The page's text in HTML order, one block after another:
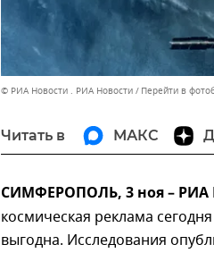
© РИА Новости . РИА Новости Перейти в
Читать в МАКС
СИМФЕРОПОЛЬ, 3 ноя – РИА
космическая реклама
выгодна. Исследования